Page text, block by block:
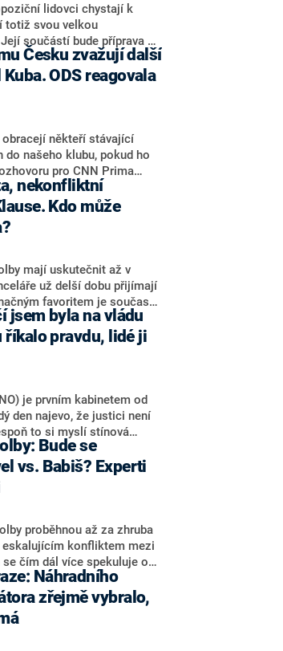
lidovci chystají k
totiž svou velkou
součástí bude příprava na
středu na setkání s novináři
Grolich. Ten zároveň v
ve Vyškově. Popsal i
strany nebo političtí
a v defenzivě. „Je to
na chyby vlády. Ministři s
Chceme ale ukazovat
na dotaz CNN Prima
ODS reagovala
někteří stávající
našeho klubu, pokud ho
pro CNN Prima
a jihočeský hejtman
ale získat by takto mohl
Hrabu, který je dnes
09. Hraba to na dotaz
klubu senátorů ODS
že počítá s odchodem
a že Naše Česko není
Kdo může
mají uskutečnit až v
už delší dobu přijímají
favoritem je současná
za ním pak bookmakeři
ANO, tedy premiéra
průmyslu Karla Havlíčka.
sázkařů je poslanec za
Jan Kubáček nicméně
ze zmíněné trojice
něj současná koalice dosud
mohla konkurovat.
jsem byla na vládu
říkalo pravdu, lidé ji
je prvním kabinetem od
den najevo, že justici není
to si myslí stínová
Eva Decroix. V
NEWS si nebrala servítky
svého nástupce Jeronýma
pro lidská
Označením „svoloč“ na
hodná. Decroix se také
Spolu či promluvila o
Kuby.
vs. Babiš? Experti
proběhnou až za zhruba
konfliktem mezi
čím dál více spekuluje o
mohla vyslat současná
znovu vytahují
(ANO). Jak moc je
volbách 2028
z roku 2023?
Náhradního
zřejmě vybralo,